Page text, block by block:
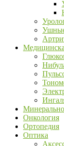
Онкология
Ортопедия
Оптика